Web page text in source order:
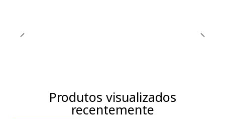
Produtos visualizados
recentemente